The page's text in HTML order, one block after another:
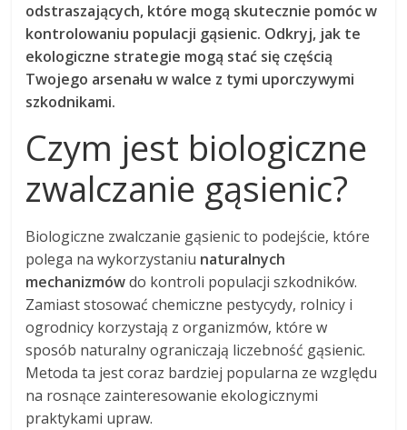
odstraszających, które mogą skutecznie pomóc w
kontrolowaniu populacji gąsienic. Odkryj, jak te
ekologiczne strategie mogą stać się częścią
Twojego arsenału w walce z tymi uporczywymi
szkodnikami.
Czym jest biologiczne
zwalczanie gąsienic?
Biologiczne zwalczanie gąsienic to podejście, które
polega na wykorzystaniu naturalnych
mechanizmówdo kontroli populacji szkodników.
Zamiast stosować chemiczne pestycydy, rolnicy i
ogrodnicy korzystają z organizmów, które w
sposób naturalny ograniczają liczebność gąsienic.
Metoda ta jest coraz bardziej popularna ze względu
na rosnące zainteresowanie ekologicznymi
praktykami upraw.